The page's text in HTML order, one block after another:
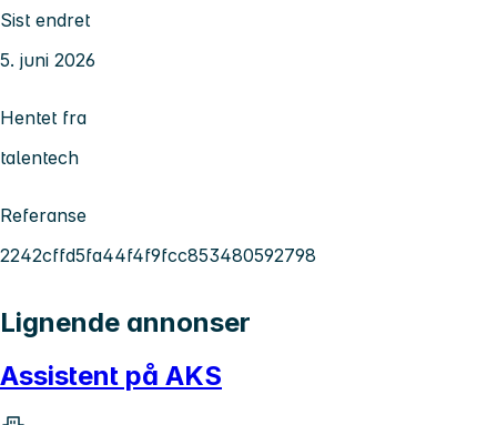
Sist endret
5. juni 2026
Hentet fra
talentech
Referanse
2242cffd5fa44f4f9fcc853480592798
Lignende annonser
Assistent på AKS